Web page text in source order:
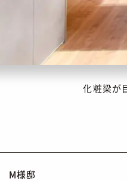
化粧梁が
M様邸